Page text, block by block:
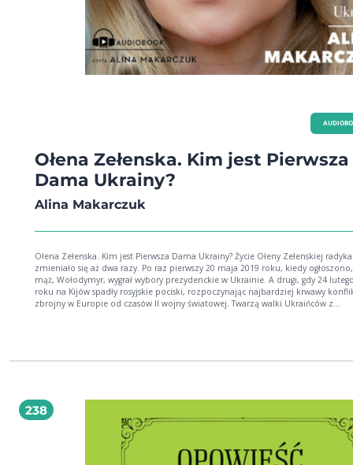
Ołena Zełenska. Kim jest Pierwsza
Dama Ukrainy?
Alina Makarczuk
Ołena Zełenska. Kim jest Pierwsza Dama Ukrainy? Życie Ołeny Zełenskiej radykalnie
zmieniało się aż dwa razy. Po raz pierwszy 20 maja 2019 roku, kiedy
mąż, Wołodymyr, wygrał wybory prezydenckie w Ukrainie. A drugi, gdy 24
roku na Kijów spadły rosyjskie pociski, rozpoczynając najbardziej krwawy
zbrojny w Europie od czasów II wojny światowej. Twarzą walki Ukraińców z
pochodząca z Ukrainy dziennikarka Radia ESKA i TVN24. Jej rodzice - mama,
238